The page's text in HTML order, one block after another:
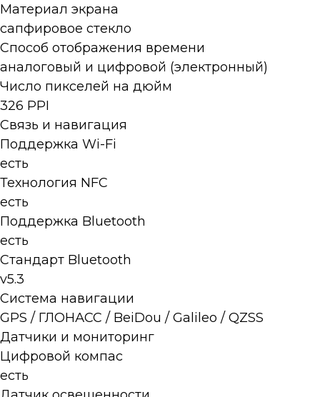
Материал экрана
сапфировое стекло
Способ отображения времени
аналоговый и цифровой (электронный)
Число пикселей на дюйм
326 PPI
Связь и навигация
Поддержка Wi-Fi
есть
Технология NFC
есть
Поддержка Bluetooth
есть
Стандарт Bluetooth
v5.3
Система навигации
GPS / ГЛОНАСС / BeiDou / Galileo / QZSS
Датчики и мониторинг
Цифровой компас
есть